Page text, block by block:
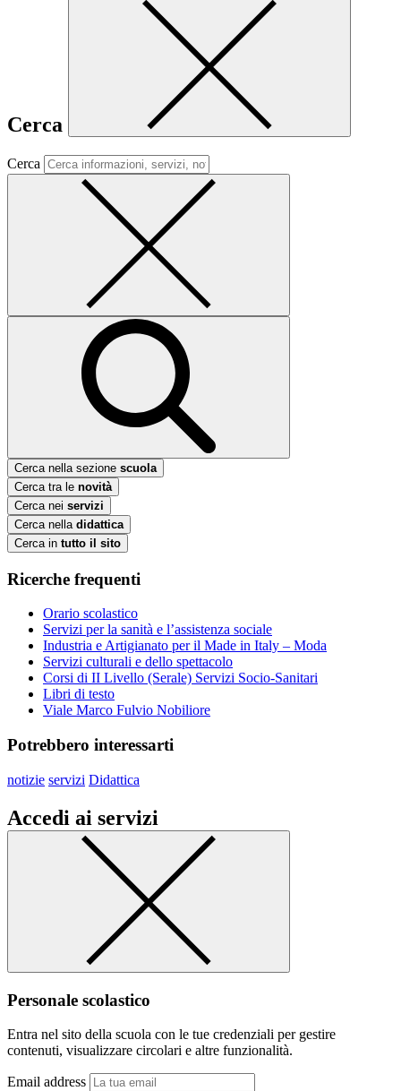
Cerca
Cerca
Cerca nella sezione scuola
Cerca tra le novità
Cerca nei servizi
Cerca nella didattica
Cerca in tutto il sito
Ricerche frequenti
Orario scolastico
Servizi per la sanità e l’assistenza sociale
Industria e Artigianato per il Made in Italy – Moda
Servizi culturali e dello spettacolo
Corsi di II Livello (Serale) Servizi Socio-Sanitari
Libri di testo
Viale Marco Fulvio Nobiliore
Potrebbero interessarti
notizie servizi Didattica
Accedi ai servizi
Personale scolastico
Entra nel sito della scuola con le tue credenziali per gestire
contenuti, visualizzare circolari e altre funzionalità.
Email address